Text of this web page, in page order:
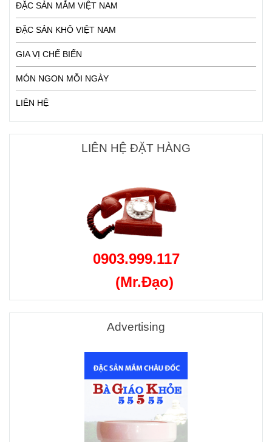
ĐẶC SẢN MẮM VIỆT NAM
ĐẶC SẢN KHÔ VIỆT NAM
GIA VỊ CHẾ BIẾN
MÓN NGON MỖI NGÀY
LIÊN HỆ
LIÊN HỆ ĐẶT HÀNG
0903.999.117
(Mr.Đạo)
Advertising